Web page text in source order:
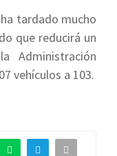
tardado mucho
que reducirá un
Administración
vehículos a 103.